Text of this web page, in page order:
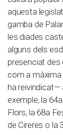
aquesta
gamba de
les diades
alguns dels
presenciat des
com a
ha reivindicat—
exemple, la
Flors, la 68a
de Cireres o la